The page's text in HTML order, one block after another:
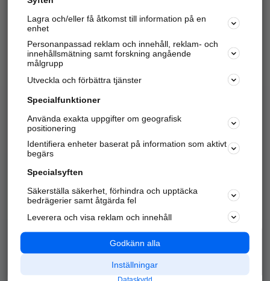
Hitta.se - Gratis nummerupplysning.
Sök företag, personer och platser.
Hitta telefonnummer, adresser, företagsinfo mm.
Marknadsför företaget
Kom igång och annonsera mot
samarbetspartners nära dig.
Alla kategorier
Populära sökningar
API & Kartor
Annonsera
Integritet
Nödnummer
Lagra och/eller få åtkomst till information på en
enhet
Personanpassad reklam och innehåll, reklam- och
innehållsmätning samt forskning angående
målgrupp
Utveckla och förbättra tjänster
Specialfunktioner
Använda exakta uppgifter om geografisk
positionering
Identifiera enheter baserat på information som aktivt
begärs
Specialsyften
Säkerställa säkerhet, förhindra och upptäcka
bedrägerier samt åtgärda fel
Leverera och visa reklam och innehåll
Godkänn alla
Inställningar
Dataskydd